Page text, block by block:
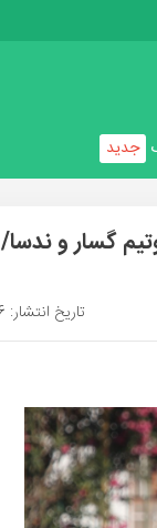
جدید
گسار و ندسا/
تاریخ انتشار: 16 آوریل 2018